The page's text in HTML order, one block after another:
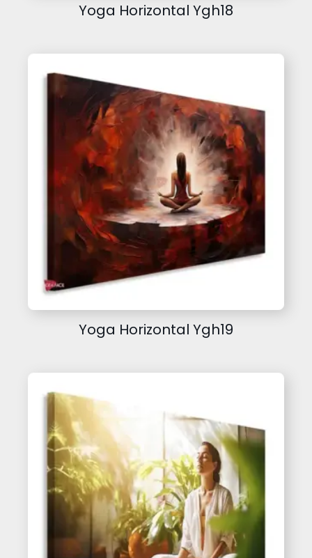
Yoga Horizontal Ygh18
Yoga Horizontal Ygh19